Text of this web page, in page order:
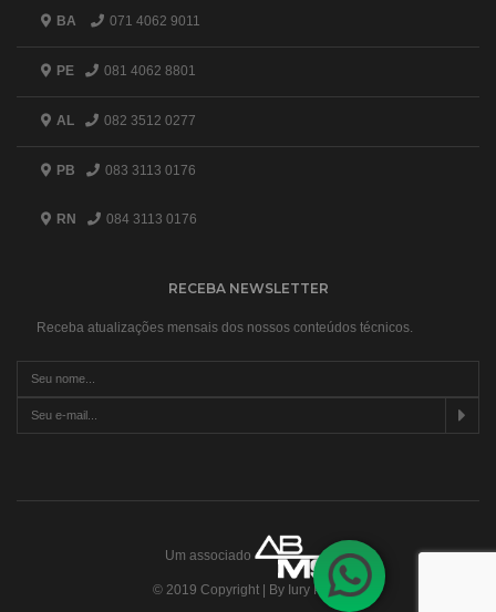
BA 071 4062 9011
PE 081 4062 8801
AL 082 3512 0277
PB 083 3113 0176
RN 084 3113 0176
RECEBA NEWSLETTER
Receba atualizações mensais dos nossos conteúdos técnicos.
Um associado
© 2019 Copyright | By Iury Pires